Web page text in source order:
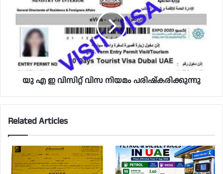
യു എ ഇ വിസിറ്റ് വിസ നിയമം പരിഷ്കരിക്കുന്നു
Related Articles